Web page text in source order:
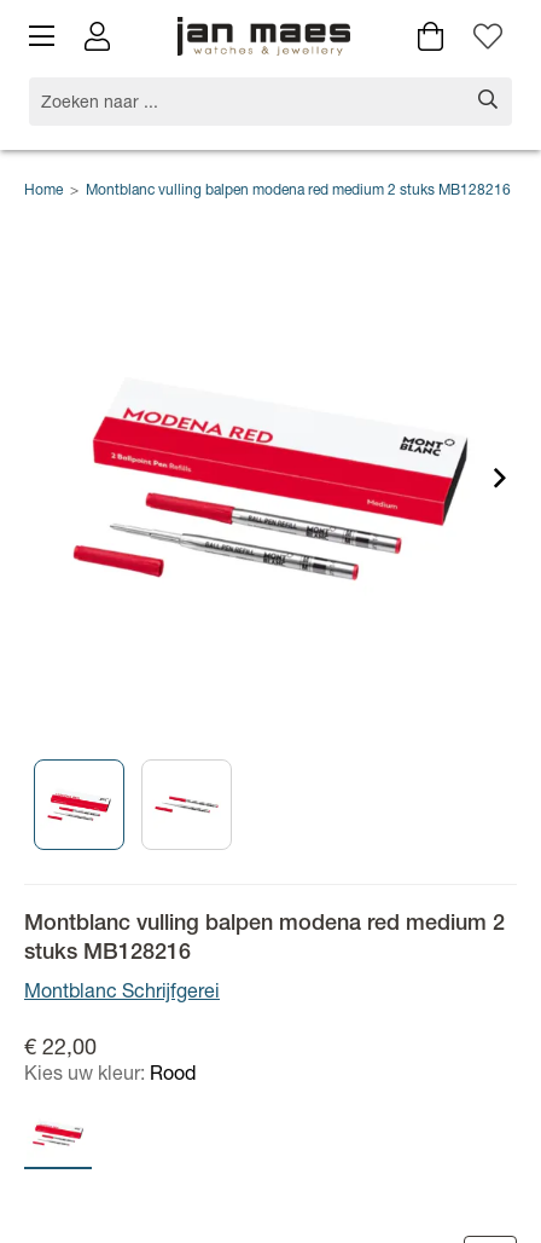
Home > Montblanc vulling balpen modena red medium 2 stuks MB128216
Montblanc vulling balpen modena red medium 2
stuks MB128216
Montblanc Schrijfgerei
€ 22,00
Kies uw kleur: Rood